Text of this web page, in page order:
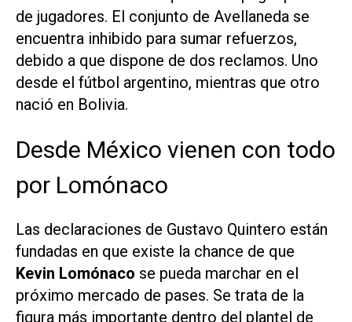
de jugadores. El conjunto de Avellaneda se
encuentra inhibido para sumar refuerzos,
debido a que dispone de dos reclamos. Uno
desde el fútbol argentino, mientras que otro
nació en Bolivia.
Desde México vienen con todo
por Lomónaco
Las declaraciones de Gustavo Quintero están
fundadas en que existe la chance de que
Kevin Lomónaco se pueda marchar en el
próximo mercado de pases. Se trata de la
figura más importante dentro del plantel de